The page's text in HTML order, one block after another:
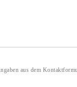
aus dem